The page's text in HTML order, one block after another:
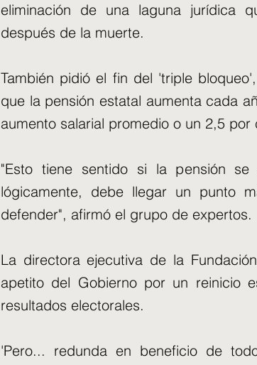
eliminación de una laguna jurídica
después de la muerte.
También pidió el fin del 'triple
que la pensión estatal aumenta cada
aumento salarial promedio o un 2,5
"Esto tiene sentido si la pensión se
lógicamente, debe llegar un punto
defender", afirmó el grupo de expertos.
La directora ejecutiva de la
apetito del Gobierno por un reinicio
resultados electorales.
'Pero... redunda en beneficio de